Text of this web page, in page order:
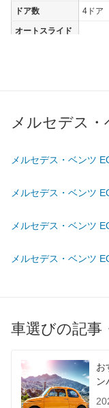
ドア数 4ドア
オートスライド
過給機 -
前輪サイズ 255/
燃費
WLTC/郊外
60km定地 -
装備オプション
メルセデス・
メルセデス・ベンツ
メルセデス・ベンツ
メルセデス・ベンツ
メルセデス・ベンツ
車選びの記事
お
ン